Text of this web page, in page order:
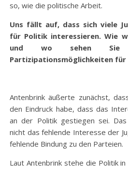
so, wie die politische Arbeit.
Uns fällt auf, dass sich viele
für Politik interessieren. Wie
und wo sehen Sie
Partizipationsmöglichkeiten für
Antenbrink äußerte zunächst,
den Eindruck habe, dass das
an der Politik gestiegen sei.
nicht das fehlende Interesse der
fehlende Bindung zu den Parteien.
Laut Antenbrink stehe die Politik